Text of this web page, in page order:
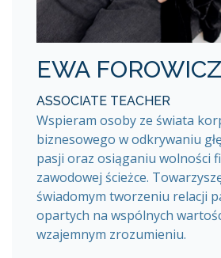
EWA FOROWICZ
ASSOCIATE TEACHER
Wspieram osoby ze świata
biznesowego w odkrywaniu
pasji oraz osiąganiu wolności
zawodowej ścieżce.
świadomym tworzeniu relacji
opartych na wspólnych
wzajemnym zrozumieniu.